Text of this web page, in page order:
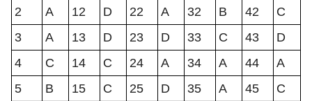
2
A 12 D 22 A 32 B 42
C
3
A 13 D 23 D 33 C 43
D
4
C 14 C 24 A 34 A 44
A
5
B 15 C 25 D 35 A 45
C